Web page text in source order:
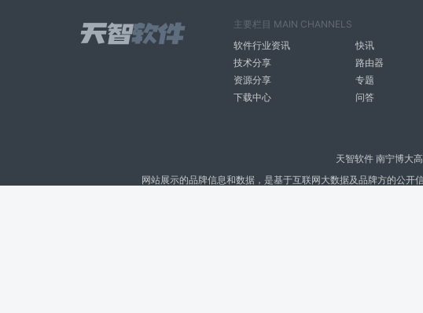
主要栏目 MAIN CHANNELS
软件行业资讯
快讯
技术分享
路由器
资源分享
专题
下载中心
问答
天智软件 南宁博大
网站展示的品牌信息和数据，是基于互联网大数据及品牌方的公开